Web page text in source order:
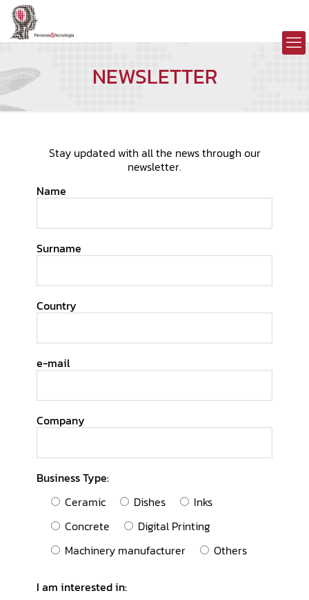
NEWSLETTER
Stay updated with all the news through our
newsletter.
Name
Surname
Country
e-mail
Company
Business Type:
Ceramic
Dishes
Inks
Concrete
Digital Printing
Machinery manufacturer
Others
I am interested in: